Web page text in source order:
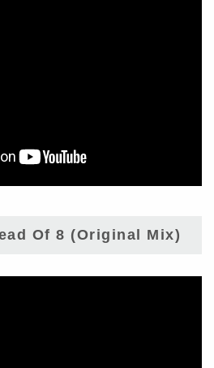
Of 8 (Original Mix)